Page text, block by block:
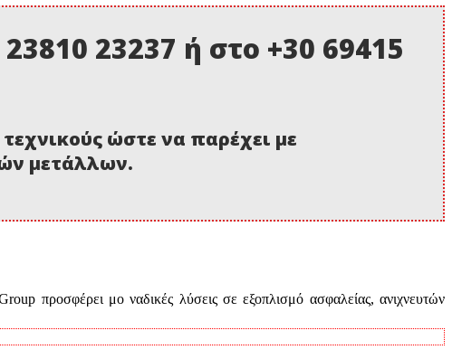
23237 ή στο +30 69415
τεχνικούς ώστε να παρέχει με
μετάλλων.
προσφέρει μο ναδικές λύσεις σε εξοπλισμό ασφαλείας, ανιχνευτών